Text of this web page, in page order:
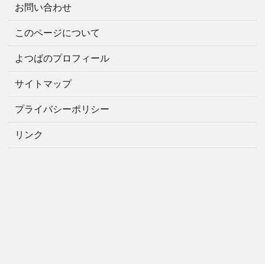
お問い合わせ
このページについて
よつばのプロフィール
サイトマップ
プライバシーポリシー
リンク